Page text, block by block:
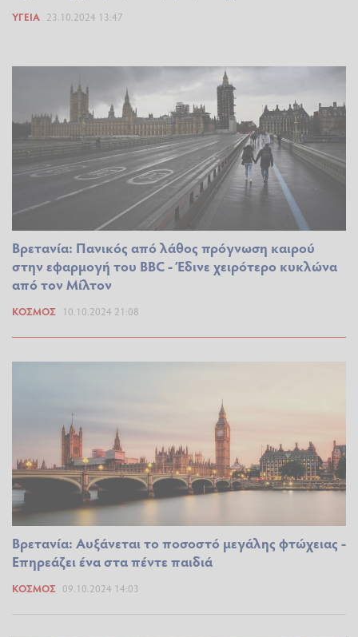
ΥΓΕΊΑ 23.10.2024 13:47
Βρετανία: Πανικός από λάθος πρόγνωση καιρού
στην εφαρμογή του BBC - Έδινε χειρότερο κυκλώνα
από τον Μίλτον
ΚΌΣΜΟΣ 10.10.2024 21:08
Βρετανία: Αυξάνεται το ποσοστό μεγάλης φτώχειας -
Επηρεάζει ένα στα πέντε παιδιά
ΚΌΣΜΟΣ 09.10.2024 14:03